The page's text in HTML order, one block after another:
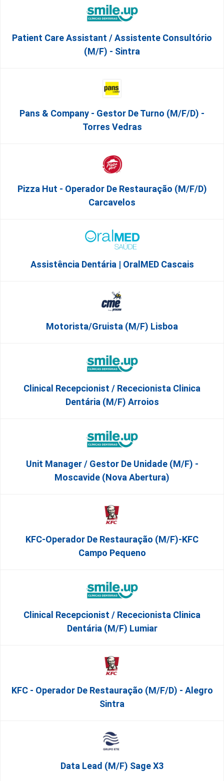
Patient Care Assistant / Assistente Consultório
(M/F) - Sintra
Pans & Company - Gestor De Turno (m/f/d) -
Torres Vedras
Pizza Hut - Operador De Restauração (m/f/d)
Carcavelos
Assistência Dentária | OralMED Cascais
Motorista/Gruista (m/f) Lisboa
Clinical Recepcionist / Rececionista Clinica
Dentária (M/F) Arroios
Unit Manager / Gestor De Unidade (M/F) -
Moscavide (Nova Abertura)
KFC-Operador De Restauração (m/f)-KFC
Campo Pequeno
Clinical Recepcionist / Rececionista Clinica
Dentária (M/F) Lumiar
KFC - Operador De Restauração (m/f/d) - Alegro
Sintra
Data Lead (m/f) Sage X3